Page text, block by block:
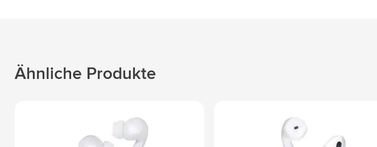
Ähnliche Produkte